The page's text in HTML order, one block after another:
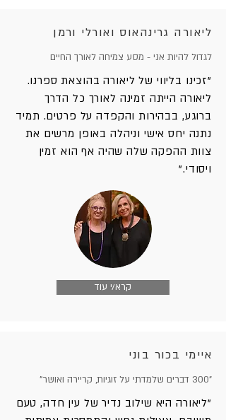
ליאורה גרינהאוס ואורלי ורמן
לגדול להיות אני - מסע צמיחה לאורך החיים
"זכינו בליווי של ליאורה בהוצאת ספרנו.
ליאורה הייתה זמינה לאורך כל הדרך
ברוגע, בבהירות והקפדה על פרטים. תמיד
נתנה יחס אישי וניהלה באופן מרשים את
צוות ההפקה שלה שהיה אף הוא זמין
ויסודי."
קרא/י עוד
איימי בכור בוני
"300 דברים שלמדתי על זוגיות, קריירה ואושר"
"ליאורה היא שילוב נדיר של עין חדה, טעם